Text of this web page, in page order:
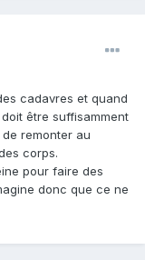
cadavres et quand
être suffisamment
remonter au
corps.
pour faire des
donc que ce ne